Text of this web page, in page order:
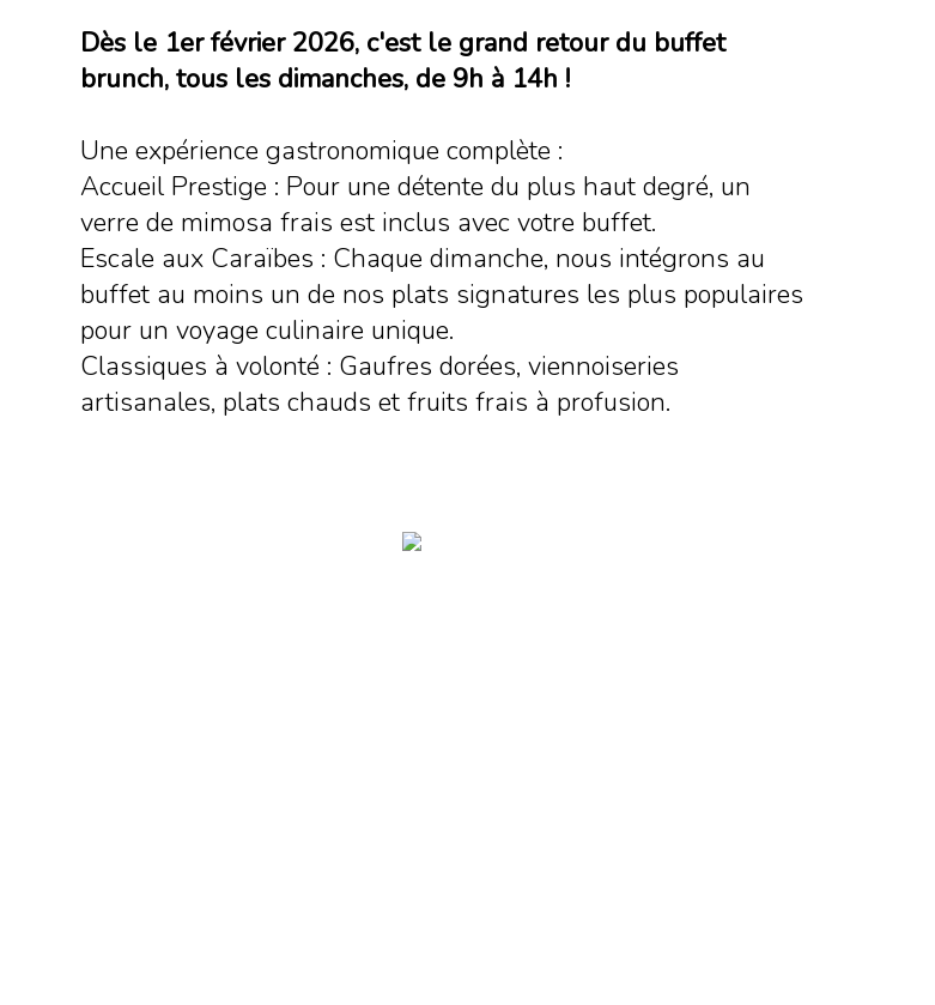
Dès le 1er février 2026, c'est le grand retour du buffet
brunch, tous les dimanches, de 9h à 14h !
Une expérience gastronomique complète :
​Accueil Prestige : Pour une détente du plus haut degré, un
verre de mimosa frais est inclus avec votre buffet.
​Escale aux Caraïbes : Chaque dimanche, nous intégrons au
buffet au moins un de nos plats signatures les plus populaires
pour un voyage culinaire unique.
​Classiques à volonté : Gaufres dorées, viennoiseries
artisanales, plats chauds et fruits frais à profusion.